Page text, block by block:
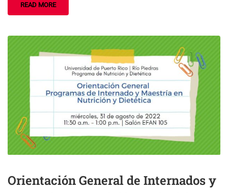
READ MORE
Orientación General de Internados y